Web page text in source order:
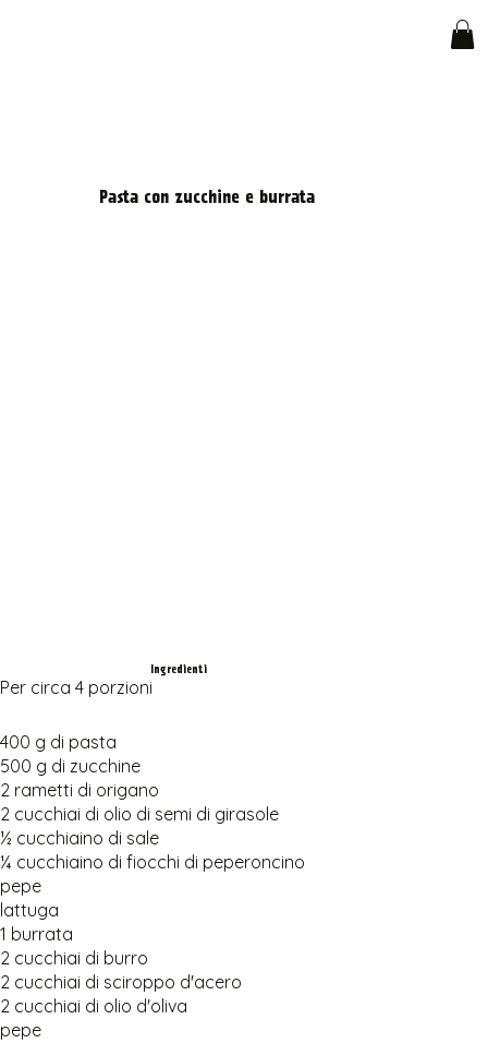
Pasta con zucchine e burrata
Ingredienti
Per circa 4 porzioni
400 g di pasta
500 g di zucchine
2 rametti di origano
2 cucchiai di olio di semi di girasole
½ cucchiaino di sale
¼ cucchiaino di fiocchi di peperoncino
pepe
lattuga
1 burrata
2 cucchiai di burro
2 cucchiai di sciroppo d'acero
2 cucchiai di olio d'oliva
pepe